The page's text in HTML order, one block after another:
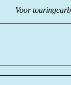
Voor